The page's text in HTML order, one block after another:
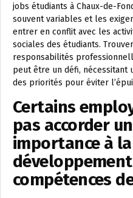
jobs étudiants à Chaux-de-
souvent variables et les
entrer en conflit avec les
sociales des étudiants.
responsabilités
peut être un défi, nécessitant
des priorités pour éviter
Certains
pas accorder
importance à
compétences